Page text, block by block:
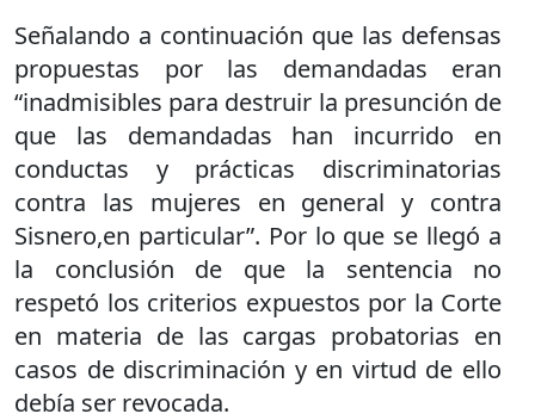
Señalando a continuación que las defensas
propuestas por las demandadas eran
“inadmisibles para destruir la presunción de
que las demandadas han incurrido en
conductas y prácticas discriminatorias
contra las mujeres en general y contra
Sisnero,en particular”. Por lo que se llegó a
la conclusión de que la sentencia no
respetó los criterios expuestos por la Corte
en materia de las cargas probatorias en
casos de discriminación y en virtud de ello
debía ser revocada.